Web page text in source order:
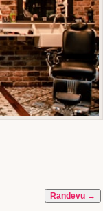
Randevu →